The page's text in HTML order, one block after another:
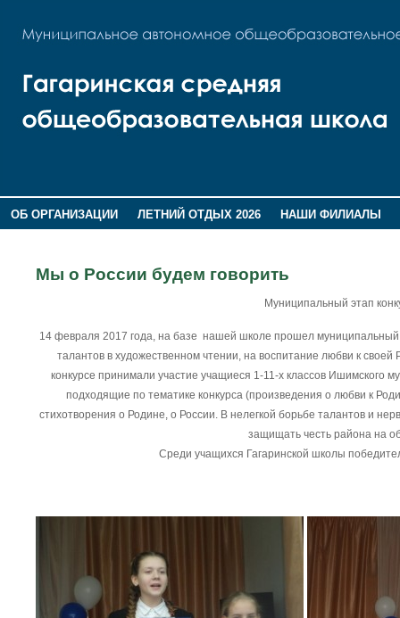
ОБ ОРГАНИЗАЦИИ ЛЕТНИЙ ОТДЫХ 2026
НАШИ ФИЛИАЛЫ
Мы о России будем говорить
Муниципальный этап
14 февраля 2017 года, на базе нашей школе прошел муниципальный
талантов в художественном чтении, на воспитание любви к
конкурсе принимали участие учащиеся 1-11-х классов Ишимского
подходящие по тематике конкурса (произведения о любви к
стихотворения о Родине, о России. В нелегкой борьбе талантов и
защищать честь района на
Среди учащихся Гагаринской школы